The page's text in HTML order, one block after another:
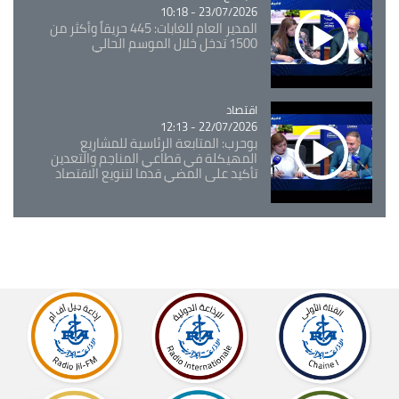
23/07/2026 - 10:18
المدير العام للغابات: 445 حريقاً وأكثر من
1500 تدخل خلال الموسم الحالي
Catégorie
اقتصاد
22/07/2026 - 12:13
بوحرب: المتابعة الرئاسية للمشاريع
المهيكلة في قطاعي المناجم والتعدين
تأكيد على المضي قدما لتنويع الاقتصاد